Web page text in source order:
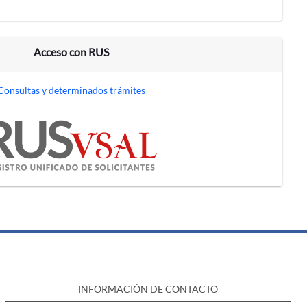
Acceso con RUS
y determinados trámites
INFORMACIÓN DE CONTACTO